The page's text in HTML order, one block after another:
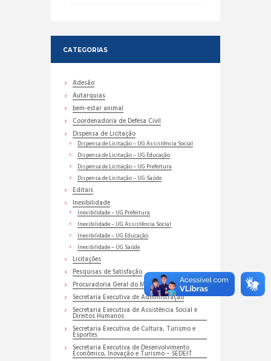
CATEGORIAS
Adesão
Autarquias
bem-estar animal
Coordenadoria de Defesa Civil
Dispensa de Licitação
Dispensa de Licitação – UG Assistência Social
Dispensa de Licitação – UG Educação
Dispensa de Licitação – UG Prefeitura
Dispensa de Licitação – UG Saúde
Editais
Inexibilidade
Inexibilidade – UG Prefeitura
Inexibilidade – UG Assistência Social
Inexibilidade – UG Educação
Inexibilidade – UG Saúde
Licitações
Pesquisas de Satisfação
Procuradoria Geral do Município
Secretaria Executiva de Administração
Secretaria Executiva de Assistência Social e
Direitos Humanos
Secretaria Executiva de Cultura, Turismo e
Esportes
Secretaria Executiva de Desenvolvimento
Econômico, Inovação e Turismo – SEDEIT